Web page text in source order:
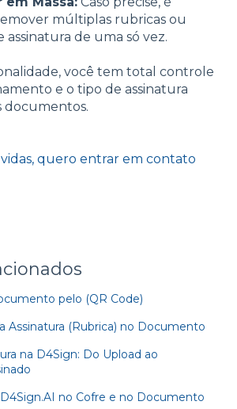
múltiplas rubricas ou
assinatura de uma só vez.
você tem total controle
e o tipo de assinatura
documentos.
quero entrar em contato
pelo (QR Code)
Assinatura (Rubrica) no Documento
na D4Sign: Do Upload ao
no Cofre e no Documento